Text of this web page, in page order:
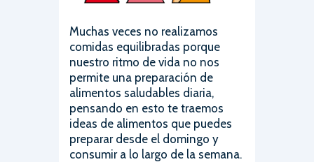
Muchas veces no realizamos
comidas equilibradas porque
nuestro ritmo de vida no nos
permite una preparación de
alimentos saludables diaria,
pensando en esto te traemos
ideas de alimentos que puedes
preparar desde el domingo y
consumir a lo largo de la semana.